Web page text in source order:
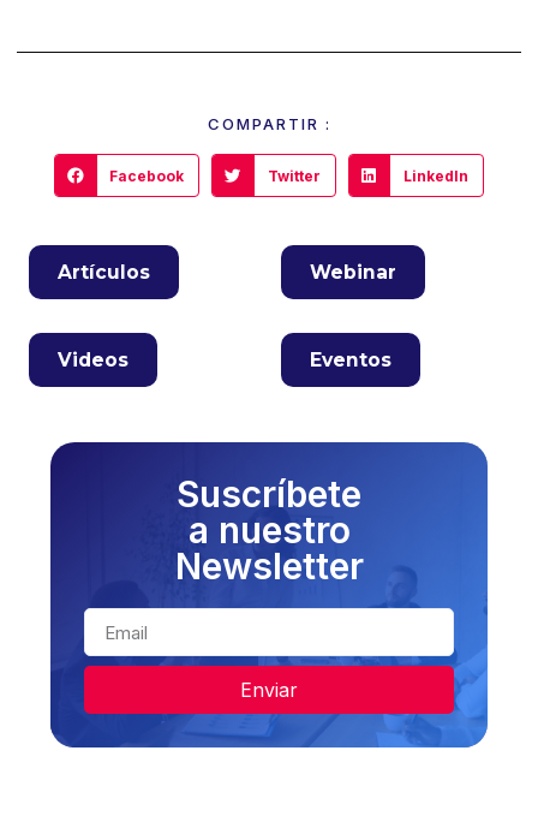
COMPARTIR :
Facebook Twitter LinkedIn
Artículos Webinar
Videos Eventos
Suscríbete
a nuestro
Newsletter
Enviar